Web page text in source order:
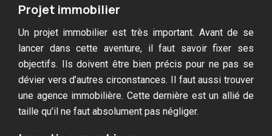
Projet immobilier
Un projet immobilier est très important. Avant de se
lancer dans cette aventure, il faut savoir fixer ses
objectifs. Ils doivent être bien précis pour ne pas se
dévier vers d’autres circonstances. Il faut aussi trouver
une agence immobilière. Cette dernière est un allié de
taille qu’il ne faut absolument pas négliger.